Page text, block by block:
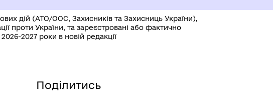
дій (АТО/ООС, Захисників та Захисниць України),
проти України, та зареєстровані або фактично
2027 роки в новій редакції
Поділитись